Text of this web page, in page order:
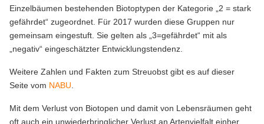
Einzelbäumen bestehenden Biotoptypen der Kategorie „2 = stark
gefährdet“ zugeordnet. Für 2017 wurden diese Gruppen nur
gemeinsam eingestuft. Sie gelten als „3=gefährdet“ mit als
„negativ“ eingeschätzter Entwicklungstendenz.
Weitere Zahlen und Fakten zum Streuobst gibt es auf dieser
Seite vom NABU
Mit dem Verlust von Biotopen und damit von Lebensräumen geht
oft auch ein unwiederbringlicher Verlust an Artenvielfalt einher.